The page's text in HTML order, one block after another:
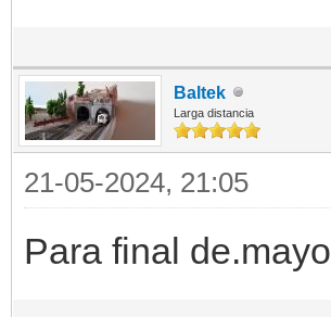
Baltek
Larga distancia
21-05-2024, 21:05
Para final de.mayo